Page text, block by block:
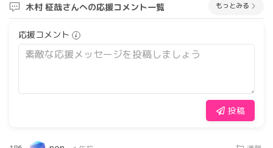
木村 柾哉さんへの応援コメント一覧 もっとみる
応援コメント
投稿